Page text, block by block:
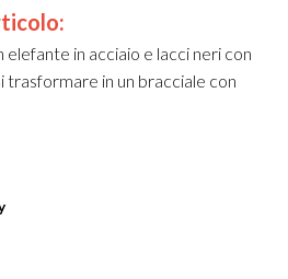
in acciaio e lacci neri con
in un bracciale con